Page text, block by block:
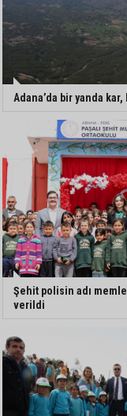
Adana’da bir yanda
Şehit polisin adı
verildi